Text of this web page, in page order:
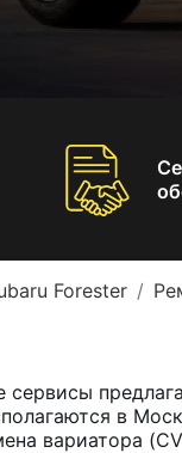
Forester
в
вариатора